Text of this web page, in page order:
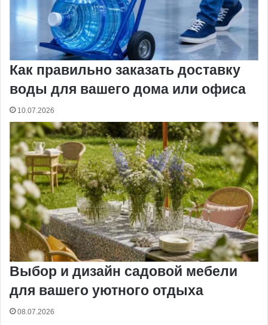
Как правильно заказать доставку
воды для вашего дома или офиса
10.07.2026
Выбор и дизайн садовой мебели
для вашего уютного отдыха
08.07.2026